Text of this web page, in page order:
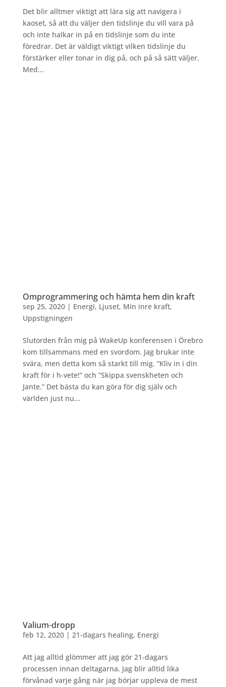
Det blir alltmer viktigt att lära sig att navigera i
kaoset, så att du väljer den tidslinje du vill vara på
och inte halkar in på en tidslinje som du inte
föredrar. Det är väldigt viktigt vilken tidslinje du
förstärker eller tonar in dig på, och på så sätt väljer.
Med...
Omprogrammering och hämta hem din kraft
sep 25, 2020| Energi, Ljuset, Min inre kraft,
Uppstigningen
Slutorden från mig på WakeUp konferensen i Örebro
kom tillsammans med en svordom. Jag brukar inte
svära, men detta kom så starkt till mig. ”Kliv in i din
kraft för i h-vete!” och ”Skippa svenskheten och
Jante.” Det bästa du kan göra för dig själv och
världen just nu...
Valium-dropp
feb 12, 2020| 21-dagars healing, Energi
Att jag alltid glömmer att jag gör 21-dagars
processen innan deltagarna. Jag blir alltid lika
förvånad varje gång när jag börjar uppleva de mest